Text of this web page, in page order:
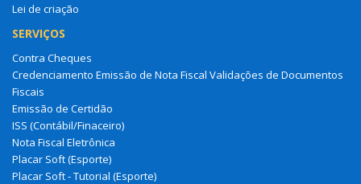
Lei de criação
SERVIÇOS
Contra Cheques
Credenciamento Emissão de Nota Fiscal Validações de Documentos
Fiscais
Emissão de Certidão
ISS (Contábil/Finaceiro)
Nota Fiscal Eletrônica
Placar Soft (Esporte)
Placar Soft - Tutorial (Esporte)